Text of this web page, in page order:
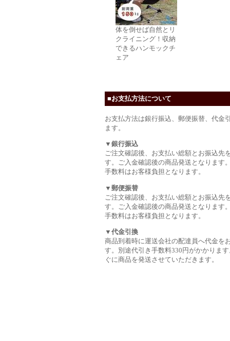
体を倒せば自然とリ
クライニング！収納
できるハンモックチ
ェア
■お支払方法について
お支払方法は銀行振込、郵便振替、代金
ます。
▼銀行振込
ご注文確認後、お支払い総額とお振込先
す。ご入金確認後の商品発送となります
手数料はお客様負担となります。
▼郵便振替
ご注文確認後、お支払い総額とお振込先
す。ご入金確認後の商品発送となります
手数料はお客様負担となります。
▼代金引換
商品到着時に運送会社の配達員へ代金を
す。別途代引き手数料330円がかかりま
ぐに商品を発送させていただきます。